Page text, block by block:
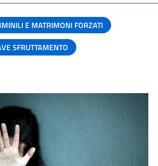
E MATRIMONI FORZATI
SFRUTTAMENTO